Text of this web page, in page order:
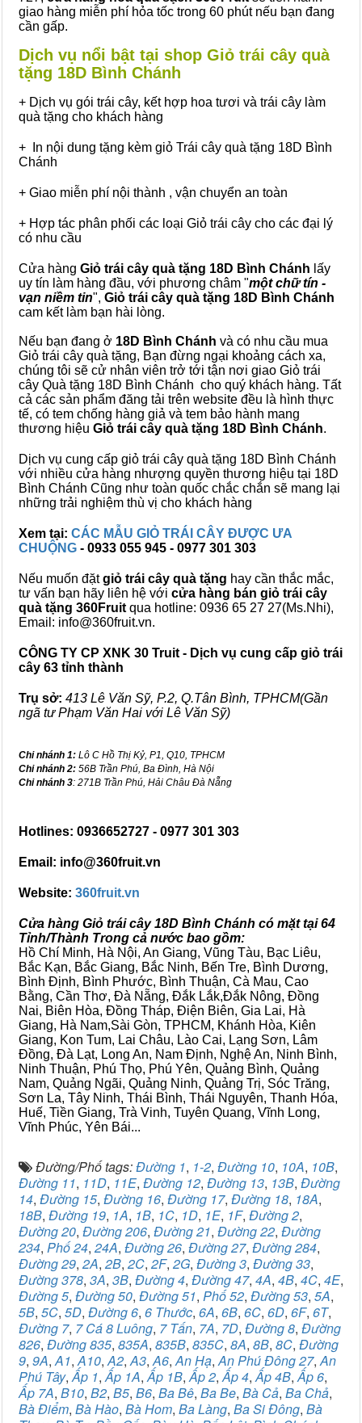
giao hàng miễn phí hỏa tốc trong 60 phút nếu bạn đang
cần gấp.
Dịch vụ nổi bật tại shop Giỏ trái cây quà
tặng 18D Bình Chánh
+ Dịch vụ gói trái cây, kết hợp hoa tươi và trái cây làm
quà tặng cho khách hàng
+ In nội dung tặng kèm giỏ Trái cây quà tặng 18D Bình
Chánh
+ Giao miễn phí nội thành , vận chuyển an toàn
+ Hợp tác phân phối các loại Giỏ trái cây cho các đại lý
có nhu cầu
Cửa hàng Giỏ trái cây quà tặng 18D Bình Chánh lấy
uy tín làm hàng đầu, với phương châm "một chữ tín -
vạn niềm tin", Giỏ trái cây quà tặng 18D Bình Chánh
cam kết làm bạn hài lòng.
Nếu bạn đang ở 18D Bình Chánh và có nhu cầu mua
Giỏ trái cây quà tặng, Bạn đừng ngại khoảng cách xa,
chúng tôi sẽ cử nhân viên trở tới tận nơi giao Giỏ trái
cây Quà tặng 18D Bình Chánh cho quý khách hàng. Tất
cả các sản phẩm đăng tải trên website đều là hình thực
tế, có tem chống hàng giả và tem bảo hành mang
thương hiệu Giỏ trái cây quà tặng 18D Bình Chánh.
Dịch vụ cung cấp giỏ trái cây quà tặng 18D Bình Chánh
với nhiều cửa hàng nhượng quyền thương hiệu tại 18D
Bình Chánh Cũng như toàn quốc chắc chắn sẽ mang lại
những trải nghiệm thù vị cho khách hàng
Xem tại: CÁC MẪU GIỎ TRÁI CÂY ĐƯỢC ƯA
CHUỘNG - 0933 055 945 - 0977 301 303
Nếu muốn đặtgiỏ trái cây quà tặng hay cần thắc mắc,
tư vấn bạn hãy liên hệ với cửa hàng bán giỏ trái cây
quà tặng 360Fruit qua hotline: 0936 65 27 27(Ms.Nhi),
Email: info@360fruit.vn.
CÔNG TY CP XNK 30 Truit - Dịch vụ cung cấp giỏ trái
cây 63 tỉnh thành
Trụ sở: 413 Lê Văn Sỹ, P.2, Q.Tân Bình, TPHCM(Gần
ngã tư Phạm Văn Hai với Lê Văn Sỹ)
Chi nhánh 1: Lô C Hồ Thị Kỷ, P1, Q10, TPHCM
Chi nhánh 2: 56B Trần Phú, Ba Đình, Hà Nội
Chi nhánh 3: 271B Trần Phú, Hải Châu Đà Nẵng
Hotlines: 0936652727 - 0977 301 303
Email: info@360fruit.vn
Website: 360fruit.vn
Cửa hàng Giỏ trái cây 18D Bình Chánh có mặt tại 64
Tỉnh/Thành Trong cả nước bao gồm:
Hồ Chí Minh, Hà Nội, An Giang, Vũng Tàu, Bạc Liêu,
Bắc Kạn, Bắc Giang, Bắc Ninh, Bến Tre, Bình Dương,
Bình Định, Bình Phước, Bình Thuận, Cà Mau, Cao
Bằng, Cần Thơ, Đà Nẵng, Đắk Lắk,Đắk Nông, Đồng
Nai, Biên Hòa, Đồng Tháp, Điện Biên, Gia Lai, Hà
Giang, Hà Nam,Sài Gòn, TPHCM, Khánh Hòa, Kiên
Giang, Kon Tum, Lai Châu, Lào Cai, Lạng Sơn, Lâm
Đồng, Đà Lạt, Long An, Nam Định, Nghệ An, Ninh Bình,
Ninh Thuận, Phú Thọ, Phú Yên, Quảng Bình, Quảng
Nam, Quảng Ngãi, Quảng Ninh, Quảng Trị, Sóc Trăng,
Sơn La, Tây Ninh, Thái Bình, Thái Nguyên, Thanh Hóa,
Huế, Tiền Giang, Trà Vinh, Tuyên Quang, Vĩnh Long,
Vĩnh Phúc, Yên Bái...
Đường/Phố tags:Đường 1, 1-2, Đường 10, 10A, 10B,
Đường 11, 11D, 11E, Đường 12, Đường 13, 13B, Đường
14, Đường 15, Đường 16, Đường 17, Đường 18, 18A,
18B, Đường 19, 1A, 1B, 1C, 1D, 1E, 1F, Đường 2,
Đường 20, Đường 206, Đường 21, Đường 22, Đường
234, Phố 24, 24A, Đường 26, Đường 27, Đường 284,
Đường 29, 2A, 2B, 2C, 2F, 2G, Đường 3, Đường 33,
Đường 378, 3A, 3B, Đường 4, Đường 47, 4A, 4B, 4C, 4E,
Đường 5, Đường 50, Đường 51, Phố 52, Đường 53, 5A,
5B, 5C, 5D, Đường 6, 6 Thước, 6A, 6B, 6C, 6D, 6F, 6T,
Đường 7, 7 Cá 8 Luông, 7 Tấn, 7A, 7D, Đường 8, Đường
826, Đường 835, 835A, 835B, 835C, 8A, 8B, 8C, Đường
9, 9A,A1,A10,A2,A3,A6,An Hạ,An Phú Đông 27,An
Phú Tây,Ấp 1,Ấp 1A,Ấp 1B,Ấp 2,Ấp 4,Ấp 4B,Ấp 6,
Ấp 7A, B10, B2, B5, B6, Ba Bê, Ba Be, Bà Cả, Ba Chả,
Bà Điểm, Bà Hào, Bà Hom, Ba Làng, Ba Si Đông, Bà